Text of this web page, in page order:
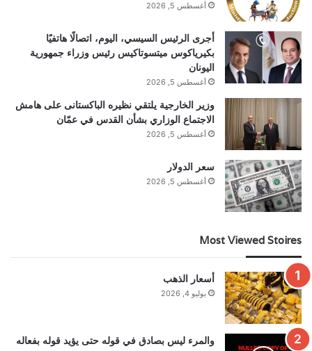
أغسطس 5, 2026
أجرى الرئيس السيسي، اليوم، اتصالًا هاتفيًا
بكيرياكوس ميتسوتاكيس رئيس وزراء جمهورية
اليونان
أغسطس 5, 2026
وزير الخارجية يلتقي نظيره الباكستانى على هامش
الاجتماع الوزاري بشأن القدس في عمّان
أغسطس 5, 2026
سعر الدولار
أغسطس 5, 2026
Most Viewed Stoires
أسعار الذهب
يوليو 4, 2026
والمرء ليس بصادق في قوله حتى يؤيد قوله بفعاله